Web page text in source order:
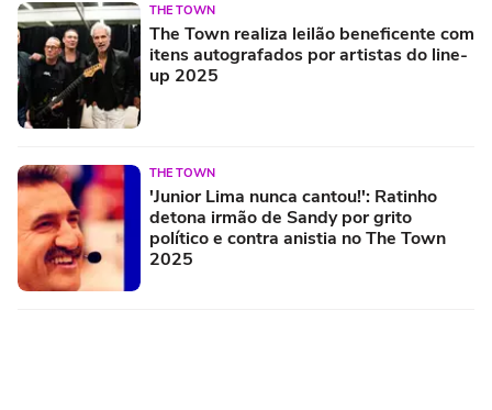
THE TOWN
The Town realiza leilão beneficente com
itens autografados por artistas do line-
up 2025
THE TOWN
'Junior Lima nunca cantou!': Ratinho
detona irmão de Sandy por grito
político e contra anistia no The Town
2025